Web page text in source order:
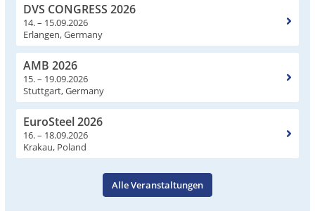
DVS CONGRESS 2026
14. – 15.09.2026
Erlangen, Germany
AMB 2026
15. – 19.09.2026
Stuttgart, Germany
EuroSteel 2026
16. – 18.09.2026
Krakau, Poland
Alle Veranstaltungen